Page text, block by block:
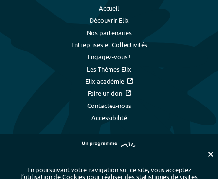
Accueil
Découvrir Elix
Nos partenaires
Entreprises et Collectivités
Engagez-vous !
Les Thèmes Elix
Elix académie
Faire un don
Contactez-nous
Accessibilité
En poursuivant votre navigation sur ce site, vous acceptez
l’utilisation de Cookies pour réaliser des statistiques de visites